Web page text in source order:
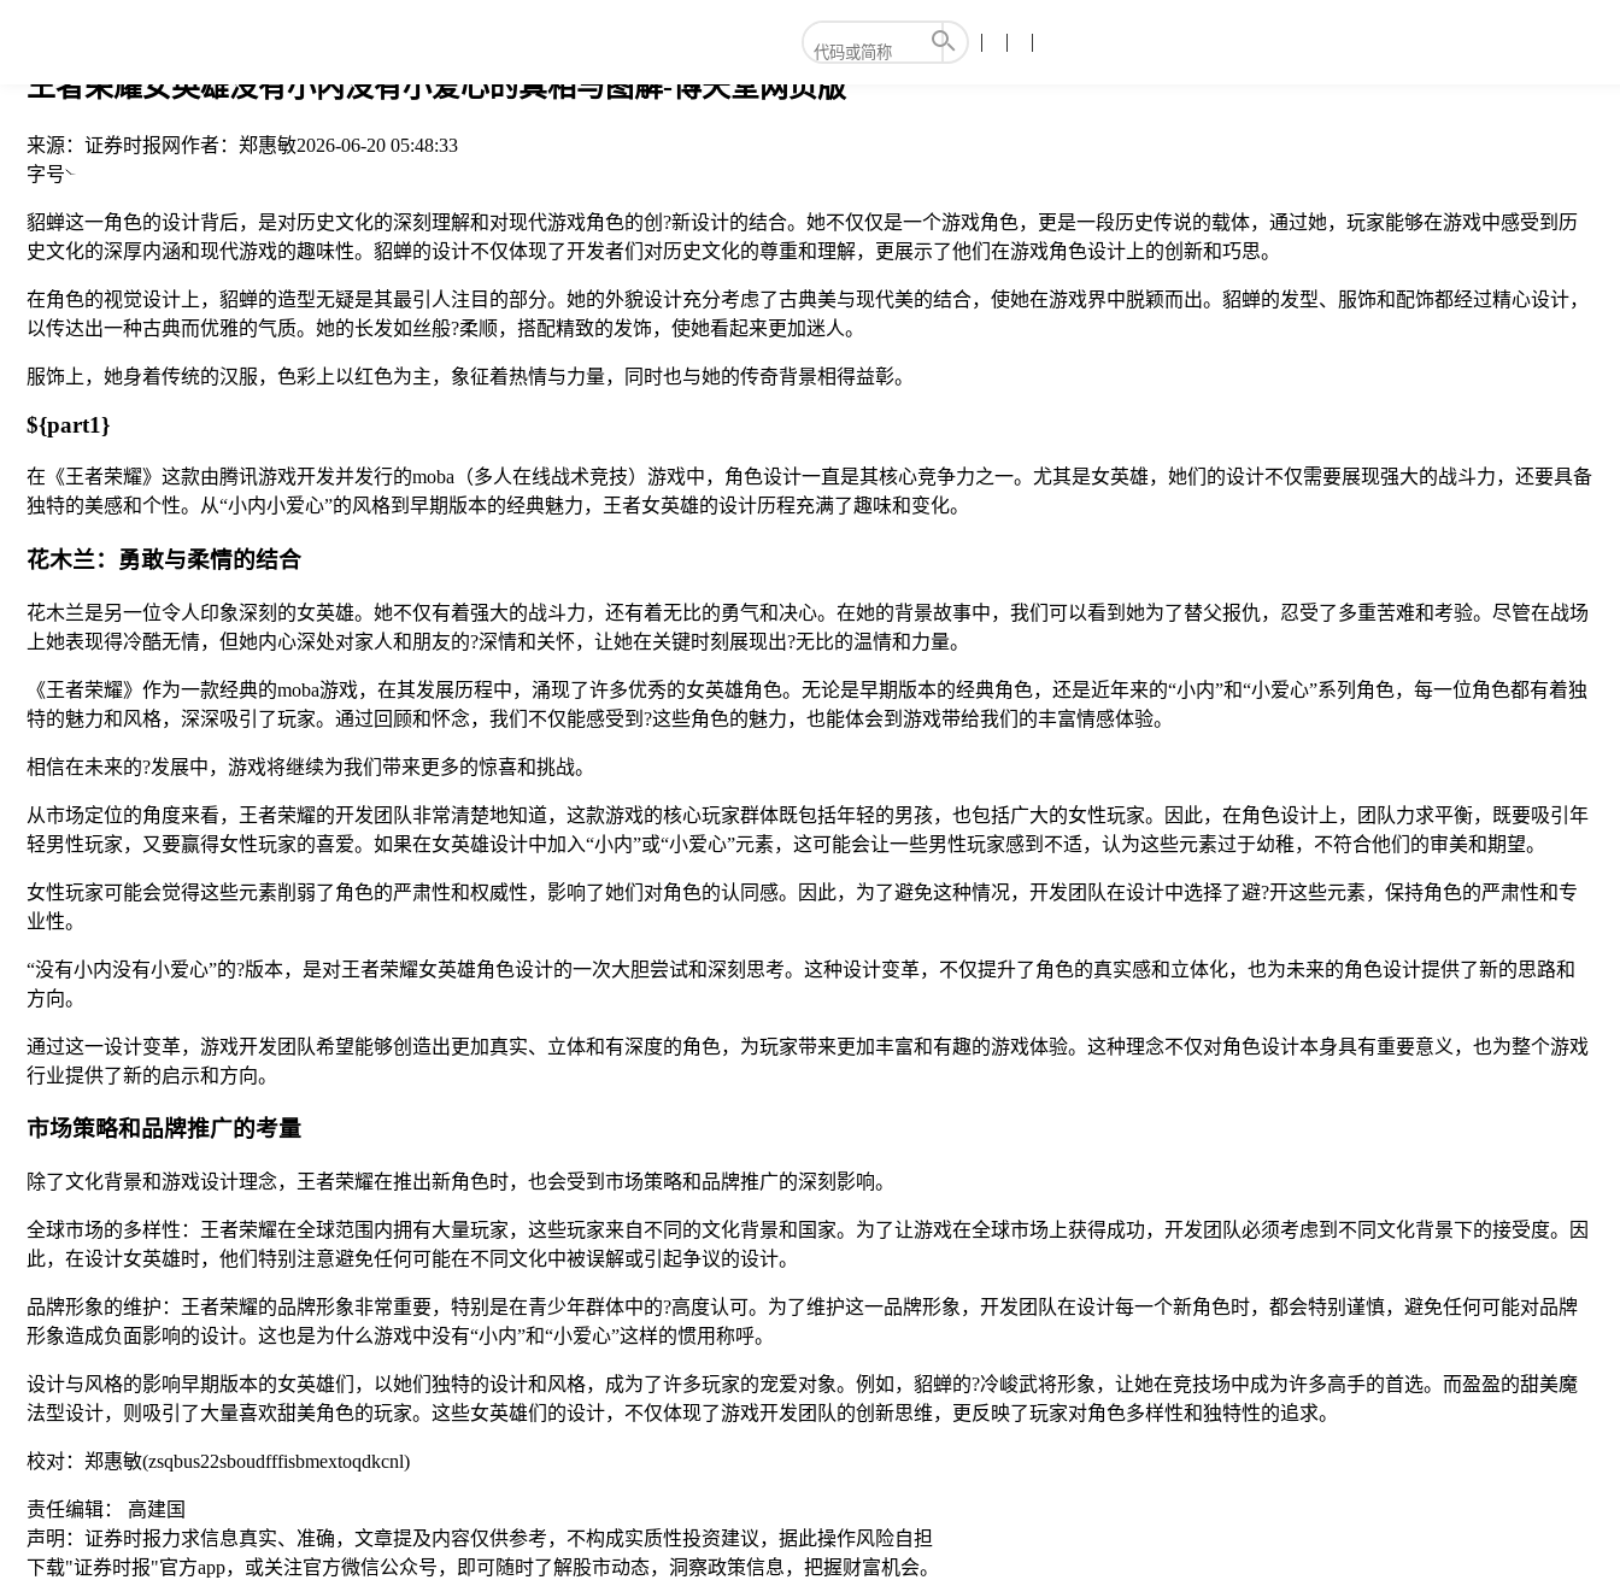
王者荣耀女英雄没有小内没有小爱心的真相与图解-博天堂网页版
来源： 证券时报网作者： 郑惠敏2026-06-20 05:48:33
字号
貂蝉这一角色的设计背后，是对历史文化的深刻理解和对现代游戏角色的创?新设计的结合。她不仅仅是一个游戏角色，更是一段历史传说的载体，通过她，玩家能够在游戏中感受到历
史文化的深厚内涵和现代游戏的趣味性。貂蝉的设计不仅体现了开发者们对历史文化的尊重和理解，更展示了他们在游戏角色设计上的创新和巧思。
在角色的视觉设计上，貂蝉的造型无疑是其最引人注目的部分。她的外貌设计充分考虑了古典美与现代美的结合，使她在游戏界中脱颖而出。貂蝉的发型、服饰和配饰都经过精心设计，
以传达出一种古典而优雅的气质。她的长发如丝般?柔顺，搭配精致的发饰，使她看起来更加迷人。
服饰上，她身着传统的汉服，色彩上以红色为主，象征着热情与力量，同时也与她的传奇背景相得益彰。
${part1}
在《王者荣耀》这款由腾讯游戏开发并发行的moba（多人在线战术竞技）游戏中，角色设计一直是其核心竞争力之一。尤其是女英雄，她们的设计不仅需要展现强大的战斗力，还要具备
独特的美感和个性。从“小内小爱心”的风格到早期版本的经典魅力，王者女英雄的设计历程充满了趣味和变化。
花木兰：勇敢与柔情的结合
花木兰是另一位令人印象深刻的女英雄。她不仅有着强大的战斗力，还有着无比的勇气和决心。在她的背景故事中，我们可以看到她为了替父报仇，忍受了多重苦难和考验。尽管在战场
上她表现得冷酷无情，但她内心深处对家人和朋友的?深情和关怀，让她在关键时刻展现出?无比的温情和力量。
《王者荣耀》作为一款经典的moba游戏，在其发展历程中，涌现了许多优秀的女英雄角色。无论是早期版本的经典角色，还是近年来的“小内”和“小爱心”系列角色，每一位角色都有着独
特的魅力和风格，深深吸引了玩家。通过回顾和怀念，我们不仅能感受到?这些角色的魅力，也能体会到游戏带给我们的丰富情感体验。
相信在未来的?发展中，游戏将继续为我们带来更多的惊喜和挑战。
从市场定位的角度来看，王者荣耀的开发团队非常清楚地知道，这款游戏的核心玩家群体既包括年轻的男孩，也包括广大的女性玩家。因此，在角色设计上，团队力求平衡，既要吸引年
轻男性玩家，又要赢得女性玩家的喜爱。如果在女英雄设计中加入“小内”或“小爱心”元素，这可能会让一些男性玩家感到不适，认为这些元素过于幼稚，不符合他们的审美和期望。
女性玩家可能会觉得这些元素削弱了角色的严肃性和权威性，影响了她们对角色的认同感。因此，为了避免这种情况，开发团队在设计中选择了避?开这些元素，保持角色的严肃性和专
业性。
“没有小内没有小爱心”的?版本，是对王者荣耀女英雄角色设计的一次大胆尝试和深刻思考。这种设计变革，不仅提升了角色的真实感和立体化，也为未来的角色设计提供了新的思路和
方向。
通过这一设计变革，游戏开发团队希望能够创造出更加真实、立体和有深度的角色，为玩家带来更加丰富和有趣的游戏体验。这种理念不仅对角色设计本身具有重要意义，也为整个游戏
行业提供了新的启示和方向。
市场策略和品牌推广的考量
除了文化背景和游戏设计理念，王者荣耀在推出新角色时，也会受到市场策略和品牌推广的深刻影响。
全球市场的多样性：王者荣耀在全球范围内拥有大量玩家，这些玩家来自不同的文化背景和国家。为了让游戏在全球市场上获得成功，开发团队必须考虑到不同文化背景下的接受度。因
此，在设计女英雄时，他们特别注意避免任何可能在不同文化中被误解或引起争议的设计。
品牌形象的维护：王者荣耀的品牌形象非常重要，特别是在青少年群体中的?高度认可。为了维护这一品牌形象，开发团队在设计每一个新角色时，都会特别谨慎，避免任何可能对品牌
形象造成负面影响的设计。这也是为什么游戏中没有“小内”和“小爱心”这样的惯用称呼。
设计与风格的影响早期版本的女英雄们，以她们独特的设计和风格，成为了许多玩家的宠爱对象。例如，貂蝉的?冷峻武将形象，让她在竞技场中成为许多高手的首选。而盈盈的甜美魔
法型设计，则吸引了大量喜欢甜美角色的玩家。这些女英雄们的设计，不仅体现了游戏开发团队的创新思维，更反映了玩家对角色多样性和独特性的追求。
校对：郑惠敏(zsqbus22sboudfffisbmextoqdkcnl)
责任编辑： 高建国
声明：证券时报力求信息真实、准确，文章提及内容仅供参考，不构成实质性投资建议，据此操作风险自担
下载"证券时报"官方app，或关注官方微信公众号，即可随时了解股市动态，洞察政策信息，把握财富机会。